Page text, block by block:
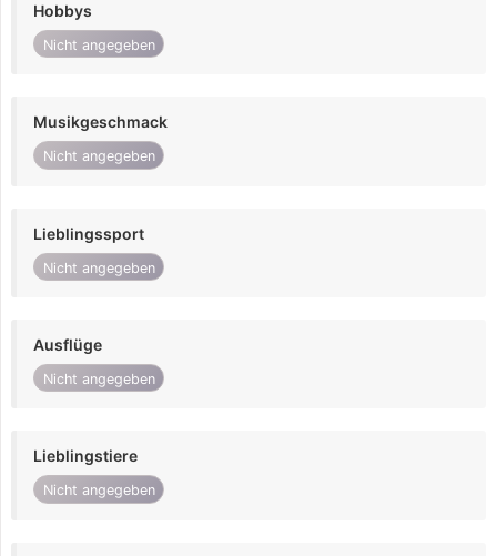
Hobbys
Nicht angegeben
Musikgeschmack
Nicht angegeben
Lieblingssport
Nicht angegeben
Ausflüge
Nicht angegeben
Lieblingstiere
Nicht angegeben